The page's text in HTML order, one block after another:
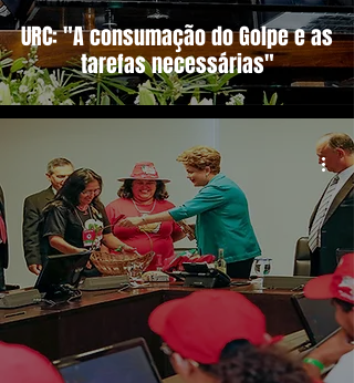
URC: "A consumação do Golpe e as
tarefas necessárias"